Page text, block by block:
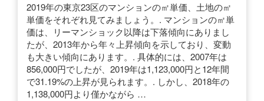
2019年の東京23区のマンションの㎡単価、土地の㎡
単価をそれぞれ見てみましょう。. マンションの㎡単
価は、リーマンショック以降は下落傾向にありまし
たが、2013年から年々上昇傾向を示しており、変動
も大きい傾向にあります。. 具体的には、2007年は
856,000円でしたが、2019年は1,123,000円と12年間
で31.19%の上昇が見られます。. しかし、2018年の
1,138,000円より僅かながら …